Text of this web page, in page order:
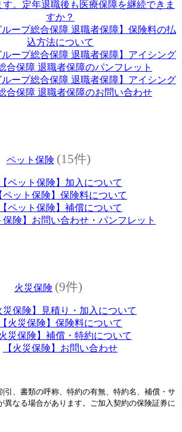
。定年退職後も医療保障を継続できま
すか？
ループ総合保障 退職者保障】保険料の払
込方法について
ループ総合保障 退職者保障】アイシング
合保障 退職者保障のパンフレット
ループ総合保障 退職者保障】アイシング
合保障 退職者保障のお問い合わせ
ペット保険 (15件)
【ペット保険】加入について
ペット保険】保険料について
【ペット保険】補償について
保険】お問い合わせ・パンフレット
火災保険 (9件)
災保険】見積り・加入について
【火災保険】保険料について
火災保険】補償・特約について
【火災保険】お問い合わせ
、書類の呼称、特約の有無、特約名、補償・サ
異なる場合があります。ご加入契約の保険証券に